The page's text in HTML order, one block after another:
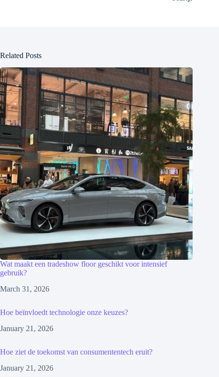
Related Posts
Wat maakt een tradeshow floor geschikt voor intensief
gebruik?
March 31, 2026
Hoe beïnvloedt technologie onze keuzes?
January 21, 2026
Hoe ziet de toekomst van consumententech eruit?
January 21, 2026